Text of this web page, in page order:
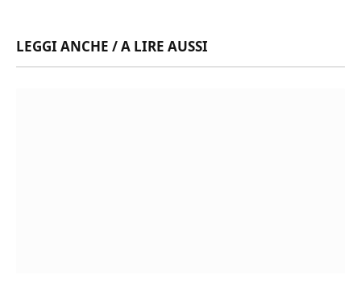
LEGGI ANCHE / A LIRE AUSSI